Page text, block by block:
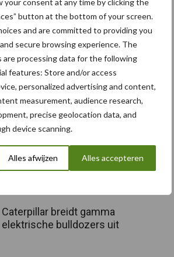
your consent at any time by clicking the
button at the bottom of your screen.
and are committed to providing you
secure browsing experience. The
processing data for the following
features: Store and/or access
personalized advertising and content,
measurement, audience research,
precise geolocation data, and
device scanning.
Alles afwijzen Alles accepteren
voor jou!
“Hoge verwachtingen van
schijven voor kouters”
Albourgh Tyres breidt uit
naar nieuwe
marktsegmenten
Caterpillar breidt gamma
elektrische bulldozers uit